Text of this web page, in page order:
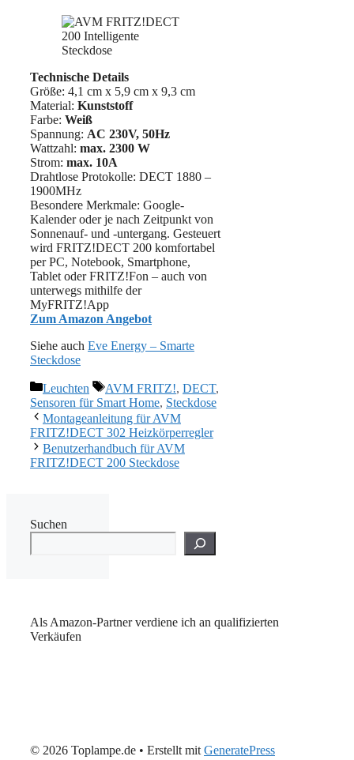
Technische Details
Größe: 4,1 cm x 5,9 cm x 9,3 cm
Material: ‎‎Kunststoff
Farbe: Weiß
Spannung: AC 230V, 50Hz
Wattzahl: max. 2300 W
Strom: ‎ max. 10A
Drahtlose Protokolle: DECT 1880 –
1900MHz
Besondere Merkmale: Google-
Kalender oder je nach Zeitpunkt von
Sonnenauf- und -untergang. Gesteuert
wird FRITZ!DECT 200 komfortabel
per PC, Notebook, Smartphone,
Tablet oder FRITZ!Fon – auch von
unterwegs mithilfe der
MyFRITZ!App
Zum Amazon Angebot
Siehe auch Eve Energy – Smarte
Steckdose
Kategorien
Leuchten Schlagwörter
AVM FRITZ!, DECT,
Sensoren für Smart Home, Steckdose
Montageanleitung für AVM
FRITZ!DECT 302 Heizkörperregler
Benutzerhandbuch für AVM
FRITZ!DECT 200 Steckdose
Suchen
Als Amazon-Partner verdiene ich an qualifizierten
Verkäufen
© 2026 Toplampe.de • Erstellt mit GeneratePress